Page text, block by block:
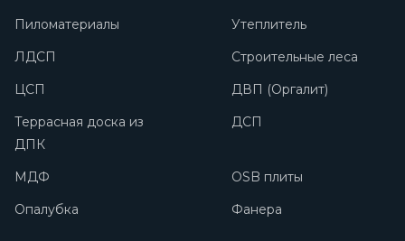
Пиломатериалы
Утеплитель
ЛДСП
Строительные леса
ЦСП
ДВП (Оргалит)
Террасная доска из
ДПК
ДСП
МДФ
OSB плиты
Опалубка
Фанера